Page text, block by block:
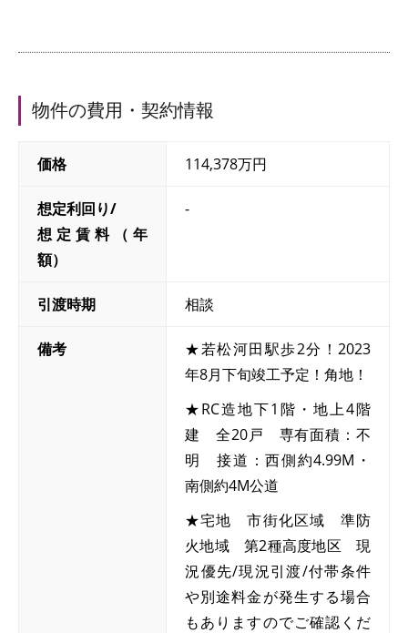
物件の費用・契約情報
価格 114,378万円
想定利回り/
想定賃料（年
額）
-
引渡時期 相談
備考
★若松河田駅歩2分！2023
年8月下旬竣工予定！角地！
★RC造地下1階・地上4階
建 全20戸 専有面積：不
明 接道：西側約4.99M・
南側約4M公道
★宅地 市街化区域 準防
火地域 第2種高度地区 現
況優先/現況引渡/付帯条件
や別途料金が発生する場合
もありますのでご確認くだ